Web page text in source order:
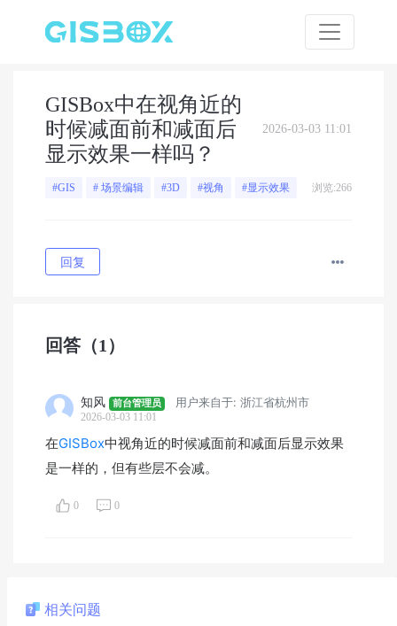
GISBox中在视角近的
时候减面前和减面后
显示效果一样吗？
2026-03-03 11:01
#GIS # 场景编辑 #3D #视角 #显示效果 浏览:266
回复
回答 （1）
知风 前台管理员 用户来自于: 浙江省杭州市
2026-03-03 11:01
在GISBox中视角近的时候减面前和减面后显示效果
是一样的，但有些层不会减。
0 0
相关问题